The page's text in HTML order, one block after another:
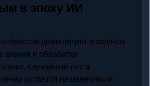
в эпоху ИИ
доминируют в задачах
зрения и обработки
языка, случайный лес в
остаётся незаменимым